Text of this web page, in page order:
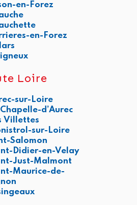
en-Forez
en-Forez
Loire
sur-Loire
Chapelle-d’Aurec
Villettes
sur-Loire
Salomon
Didier-en-Velay
Just-Malmont
Maurice-de-